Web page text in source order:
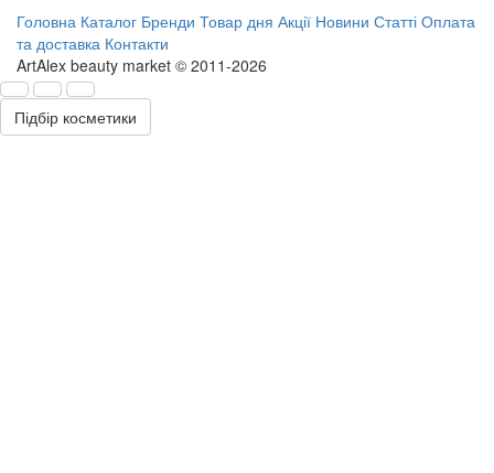
Головна Каталог Бренди Товар дня Акції Новини Статті Оплата
та доставка Контакти
ArtAlex beauty market © 2011-2026
Підбір косметики